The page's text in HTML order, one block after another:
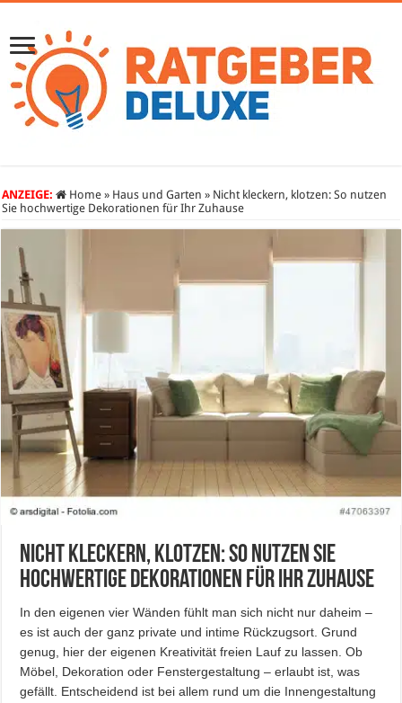
ANZEIGE: Home » Haus und Garten » Nicht kleckern, klotzen: So nutzen
Sie hochwertige Dekorationen für Ihr Zuhause
Nicht kleckern, klotzen: So nutzen Sie
hochwertige Dekorationen für Ihr Zuhause
In den eigenen vier Wänden fühlt man sich nicht nur daheim –
es ist auch der ganz private und intime Rückzugsort. Grund
genug, hier der eigenen Kreativität freien Lauf zu lassen. Ob
Möbel, Dekoration oder Fenstergestaltung – erlaubt ist, was
gefällt. Entscheidend ist bei allem rund um die Innengestaltung